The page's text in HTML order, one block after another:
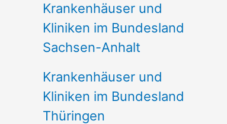
Krankenhäuser und
Kliniken im Bundesland
Sachsen-Anhalt
Krankenhäuser und
Kliniken im Bundesland
Thüringen